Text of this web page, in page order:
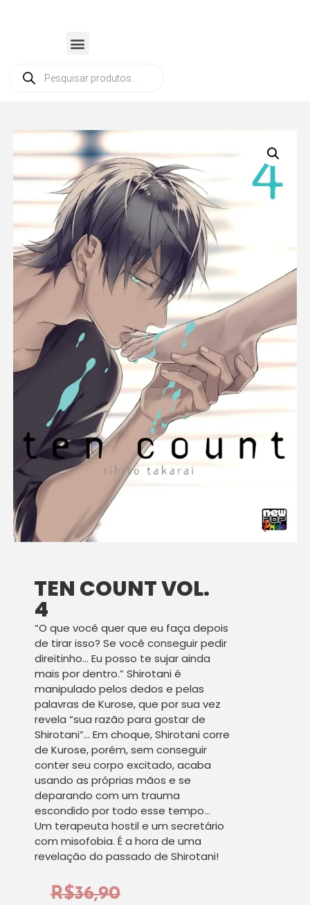
TEN COUNT VOL.
4
“O que você quer que eu faça depois
de tirar isso? Se você conseguir pedir
direitinho… Eu posso te sujar ainda
mais por dentro.” Shirotani é
manipulado pelos dedos e pelas
palavras de Kurose, que por sua vez
revela “sua razão para gostar de
Shirotani”… Em choque, Shirotani corre
de Kurose, porém, sem conseguir
conter seu corpo excitado, acaba
usando as próprias mãos e se
deparando com um trauma
escondido por todo esse tempo…
Um terapeuta hostil e um secretário
com misofobia. É a hora de uma
revelação do passado de Shirotani!
R$36,90